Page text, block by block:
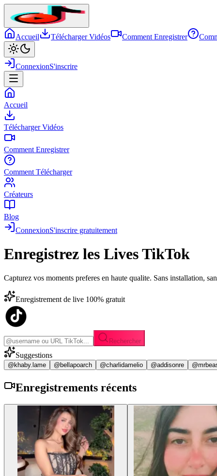
Accueil Télécharger Vidéos Comment Enregistrer
ConnexionS'inscrire
Accueil
Télécharger Vidéos
Comment Enregistrer
Comment Télécharger
Créateurs
Blog
ConnexionS'inscrire gratuitement
Enregistrez les Lives TikTok
Capturez vos moments preferes en haute qualite. Sans installation,
Enregistrement de live 100% gratuit
Rechercher
Suggestions
@khaby.lame @bellapoarch @charlidamelio @addisonre
Enregistrements récents